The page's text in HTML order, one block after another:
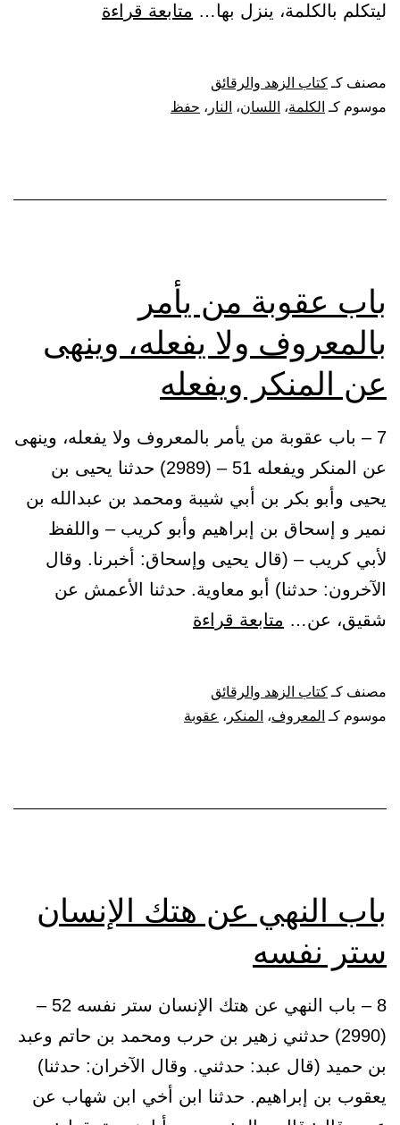
ليتكلم بالكلمة، ينزل بها… متابعة قراءة
اللسان)
مصنف كـ كتاب الزهد والرقائق
موسوم كـ الكلمة، اللسان، النار ، حفظ
باب عقوبة من يأمر
بالمعروف ولا يفعله، وينهى
عن المنكر ويفعله
7 – باب عقوبة من يأمر بالمعروف ولا يفعله، وينهى
عن المنكر ويفعله 51 – (2989) حدثنا يحيى بن
يحيى وأبو بكر بن أبي شيبة ومحمد بن عبدالله بن
نمير و إسحاق بن إبراهيم وأبو كريب – واللفظ
لأبي كريب – (قال يحيى وإسحاق: أخبرنا. وقال
الآخرون: حدثنا) أبو معاوية. حدثنا الأعمش عن
شقيق، عن… متابعة قراءة
يأمر
المنكر
ويفعله
مصنف كـ كتاب الزهد والرقائق
موسوم كـ المعروف، المنكر ، عقوبة
باب النهي عن هتك الإنسان
ستر نفسه
8 – باب النهي عن هتك الإنسان ستر نفسه 52 –
(2990) حدثني زهير بن حرب ومحمد بن حاتم وعبد
بن حميد (قال عبد: حدثني. وقال الآخران: حدثنا)
يعقوب بن إبراهيم. حدثنا ابن أخي ابن شهاب عن